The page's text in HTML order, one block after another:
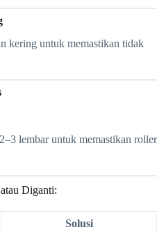
kering untuk memastikan tidak
lembar untuk memastikan roller
Diganti:
Solusi